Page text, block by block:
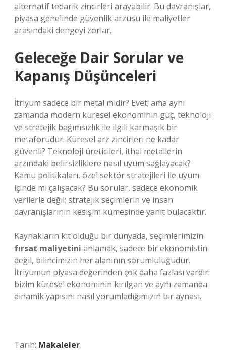
alternatif tedarik zincirleri arayabilir. Bu davranışlar,
piyasa genelinde güvenlik arzusu ile maliyetler
arasındaki dengeyi zorlar.
Geleceğe Dair Sorular ve
Kapanış Düşünceleri
İtriyum sadece bir metal midir? Evet; ama aynı
zamanda modern küresel ekonominin güç, teknoloji
ve stratejik bağımsızlık ile ilgili karmaşık bir
metaforudur. Küresel arz zincirleri ne kadar
güvenli? Teknoloji üreticileri, ithal metallerin
arzındaki belirsizliklere nasıl uyum sağlayacak?
Kamu politikaları, özel sektör stratejileri ile uyum
içinde mi çalışacak? Bu sorular, sadece ekonomik
verilerle değil; stratejik seçimlerin ve insan
davranışlarının kesişim kümesinde yanıt bulacaktır.
Kaynakların kıt olduğu bir dünyada, seçimlerimizin
fırsat maliyetini anlamak, sadece bir ekonomistin
değil, bilincimizin her alanının sorumluluğudur.
İtriyumun piyasa değerinden çok daha fazlası vardır:
bizim küresel ekonominin kırılgan ve aynı zamanda
dinamik yapısını nasıl yorumladığımızın bir aynası.
Tarih: Makaleler